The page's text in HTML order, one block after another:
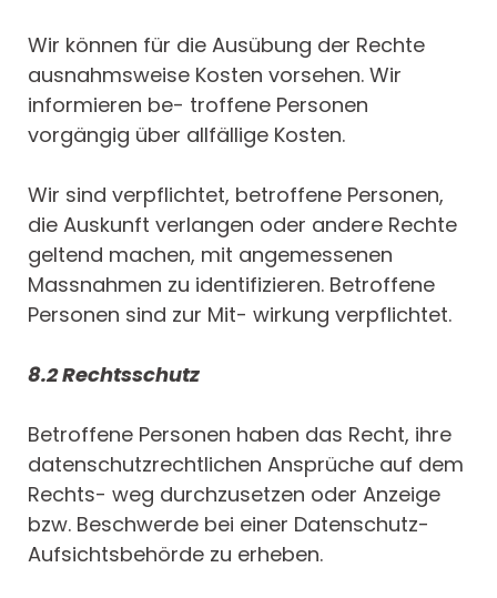
Wir können für die Ausübung der Rechte
ausnahmsweise Kosten vorsehen. Wir
informieren be- troffene Personen
vorgängig über allfällige Kosten.
Wir sind verpflichtet, betroffene Personen,
die Auskunft verlangen oder andere Rechte
geltend machen, mit angemessenen
Massnahmen zu identifizieren. Betroffene
Personen sind zur Mit- wirkung verpflichtet.
8.2 Rechtsschutz
Betroffene Personen haben das Recht, ihre
datenschutzrechtlichen Ansprüche auf dem
Rechts- weg durchzusetzen oder Anzeige
bzw. Beschwerde bei einer Datenschutz-
Aufsichtsbehörde zu erheben.